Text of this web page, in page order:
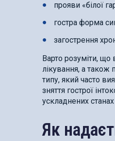
прояви «білої
гостра форма
загострення
Варто розуміти,
лікування, а також
типу, який часто
зняття гострої
ускладнених станах
Як